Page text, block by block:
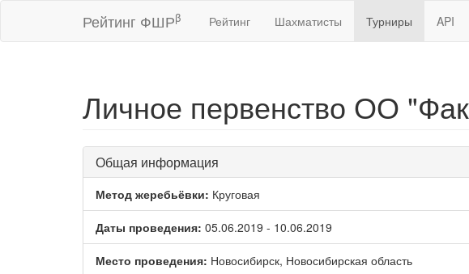
Рейтинг ФШРβ Рейтинг Шахматисты Турниры API
Личное первенство ОО
Общая информация
Метод жеребьёвки: Круговая
Даты проведения: 05.06.2019 - 10.06.2019
Место проведения: Новосибирск, Новосибирская область